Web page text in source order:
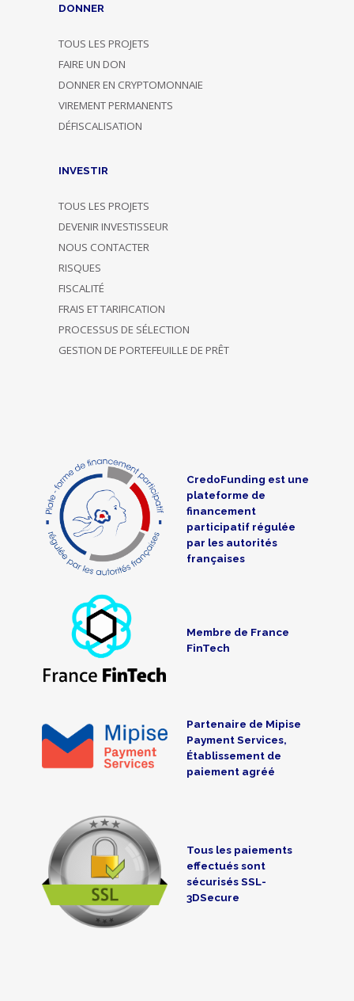
DONNER
TOUS LES PROJETS
FAIRE UN DON
DONNER EN CRYPTOMONNAIE
VIREMENT PERMANENTS
DÉFISCALISATION
INVESTIR
TOUS LES PROJETS
DEVENIR INVESTISSEUR
NOUS CONTACTER
RISQUES
FISCALITÉ
FRAIS ET TARIFICATION
PROCESSUS DE SÉLECTION
GESTION DE PORTEFEUILLE DE PRÊT
CredoFunding est une
plateforme de
financement
participatif régulée
par les autorités
françaises
Membre de France
FinTech
Partenaire de Mipise
Payment Services,
Établissement de
paiement agréé
Tous les paiements
effectués sont
sécurisés SSL-
3DSecure